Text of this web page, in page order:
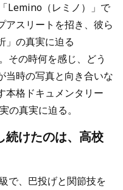
Lemino（レミノ）」で
アスリートを招き、彼ら
」の真実に迫る
その時何を感じ、どう
当時の写真と向き合いな
本格ドキュメンタリー
の真実に迫る。
続けたのは、高校
で、巴投げと関節技を